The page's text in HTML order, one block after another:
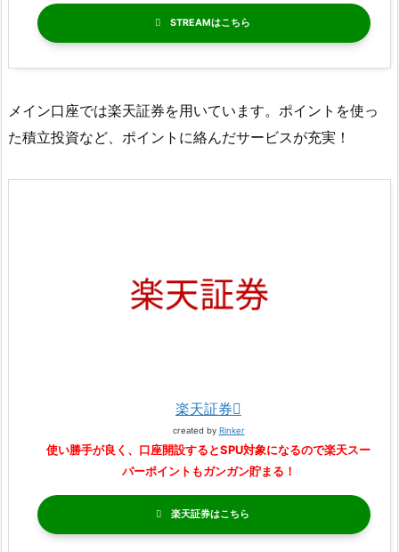
STREAM
メイン口座では楽天証券を用いています。ポイントを使っ
た積立投資など、ポイントに絡んだサービスが充実！
楽天証券
created by Rinker
使い勝手が良く、口座開設するとSPU対象になるので楽天スー
パーポイントもガンガン貯まる！
楽天証券